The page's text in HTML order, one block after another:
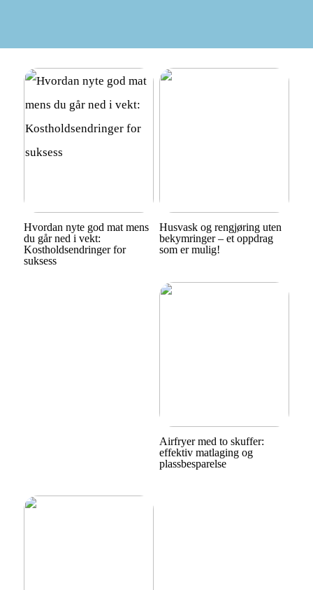
Hvordan nyte god mat mens
du går ned i vekt:
Kostholdsendringer for
suksess
Husvask og rengjøring uten
bekymringer – et oppdrag
som er mulig!
Airfryer med to skuffer:
effektiv matlaging og
plassbesparelse